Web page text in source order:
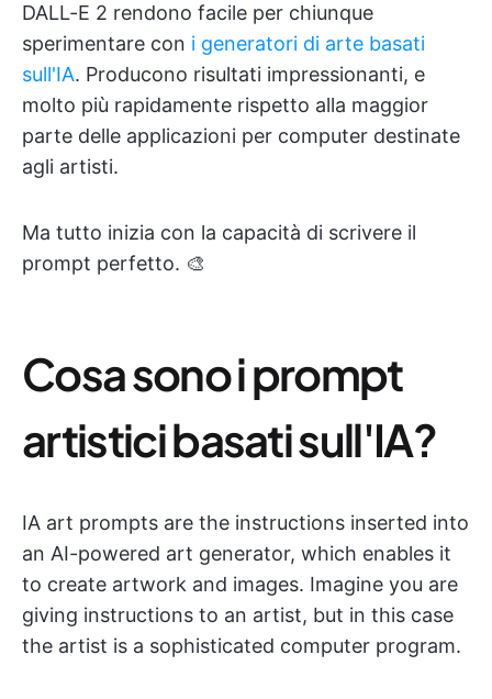
DALL-E 2 rendono facile per chiunque
sperimentare con i generatori di arte basati
sull'IA. Producono risultati impressionanti, e
molto più rapidamente rispetto alla maggior
parte delle applicazioni per computer destinate
agli artisti.
Ma tutto inizia con la capacità di scrivere il
prompt perfetto. 🎨
Cosa sono i prompt
artistici basati sull'IA?
IA art prompts are the instructions inserted into
an AI-powered art generator, which enables it
to create artwork and images. Imagine you are
giving instructions to an artist, but in this case
the artist is a sophisticated computer program.